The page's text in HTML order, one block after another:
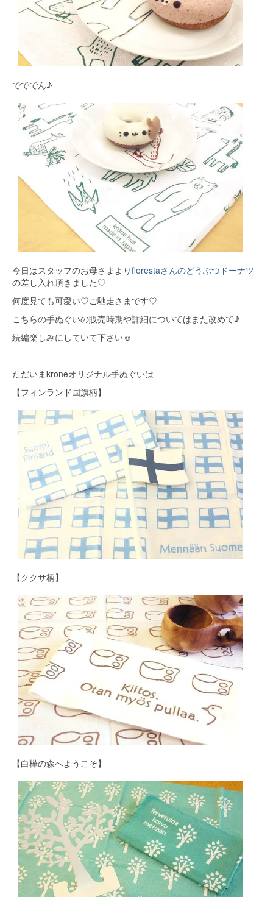
でででん♪
今日はスタッフのお母さまよりflorestaさんのどうぶつドーナツ
の差し入れ頂きました♡
何度見ても可愛い♡ご馳走さまです♡
こちらの手ぬぐいの販売時期や詳細についてはまた改めて♪
続編楽しみにしていて下さい☺
ただいまkroneオリジナル手ぬぐいは
【フィンランド国旗柄】
【ククサ柄】
【白樺の森へようこそ】